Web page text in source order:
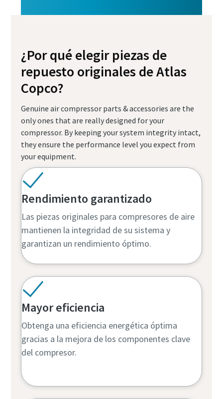
¿Por qué elegir piezas de
repuesto originales de Atlas
Copco?
Genuine air compressor parts & accessories are the
only ones that are really designed for your
compressor. By keeping your system integrity intact,
they ensure the performance level you expect from
your equipment.
Rendimiento garantizado
Las piezas originales para compresores de aire
mantienen la integridad de su sistema y
garantizan un rendimiento óptimo.
Mayor eficiencia
Obtenga una eficiencia energética óptima
gracias a la mejora de los componentes clave
del compresor.